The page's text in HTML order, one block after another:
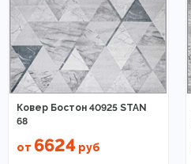
Ковер Бостон 40925 STAN
68
от 6624 руб